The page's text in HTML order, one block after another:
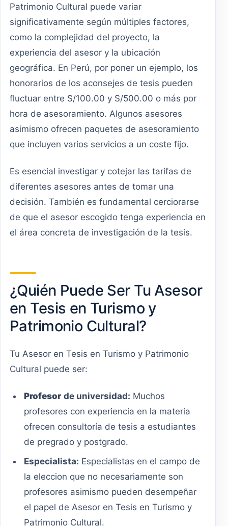
Patrimonio Cultural puede variar
significativamente según múltiples factores,
como la complejidad del proyecto, la
experiencia del asesor y la ubicación
geográfica. En Perú, por poner un ejemplo, los
honorarios de los aconsejes de tesis pueden
fluctuar entre S/100.00 y S/500.00 o más por
hora de asesoramiento. Algunos asesores
asimismo ofrecen paquetes de asesoramiento
que incluyen varios servicios a un coste fijo.
Es esencial investigar y cotejar las tarifas de
diferentes asesores antes de tomar una
decisión. También es fundamental cerciorarse
de que el asesor escogido tenga experiencia en
el área concreta de investigación de la tesis.
¿Quién Puede Ser Tu Asesor
en Tesis en Turismo y
Patrimonio Cultural?
Tu Asesor en Tesis en Turismo y Patrimonio
Cultural puede ser:
Profesor de universidad: Muchos
profesores con experiencia en la materia
ofrecen consultoría de tesis a estudiantes
de pregrado y postgrado.
Especialista: Especialistas en el campo de
la eleccion que no necesariamente son
profesores asimismo pueden desempeñar
el papel de Asesor en Tesis en Turismo y
Patrimonio Cultural.